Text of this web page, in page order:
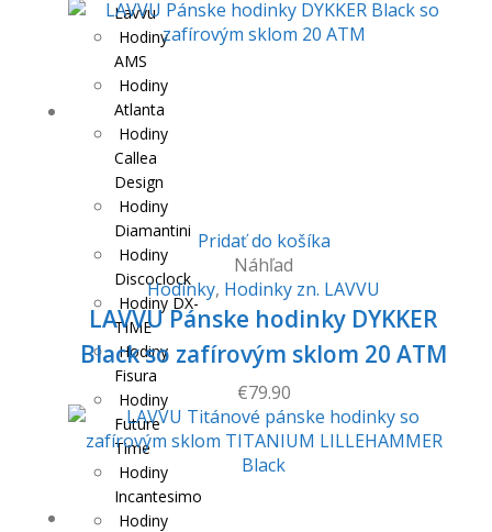
Lavvu
Hodiny
AMS
Hodiny
Atlanta
Hodiny
Callea
Design
Hodiny
Diamantini
Hodiny
Discoclock
Hodiny DX-
TIME
Hodiny
Fisura
Hodiny
Future
Time
Hodiny
Incantesimo
Hodiny
Pridať do košíka
Náhľad
Hodinky, Hodinky zn. LAVVU
LAVVU Pánske hodinky DYKKER
Black so zafírovým sklom 20 ATM
€79.90